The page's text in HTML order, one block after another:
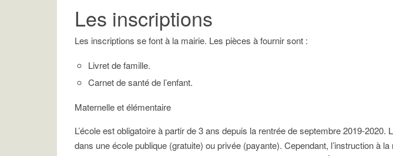
Les inscriptions
Les inscriptions se font à la mairie. Les pièces à fournir sont :
Livret de famille.
Carnet de santé de l’enfant.
Maternelle et élémentaire
L’école est obligatoire à partir de 3 ans depuis la rentrée de septembre 2019-
dans une école publique (gratuite) ou privée (payante). Cependant, l’instruction